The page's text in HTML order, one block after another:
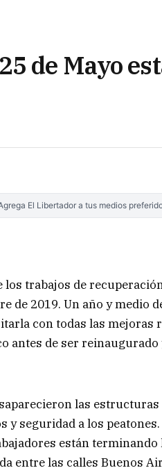
de Mayo
El Libertador a tus medios
trabajos de
de 2019. Un año y medio
con todas las mejoras
antes de ser reinaugurado
las
seguridad a los
están
entre las calles Buenos